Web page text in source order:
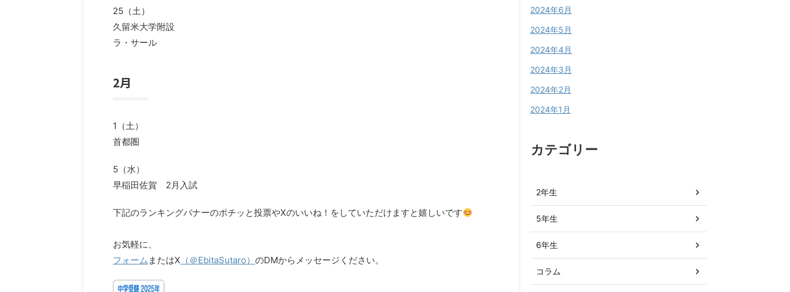
25（土）
久留米大学附設
ラ・サール
2月
1（土）
首都圏
5（水）
早稲田佐賀 2月入試
下記のランキングバナーのポチッと投票やXのいいね！をしていただけますと嬉しいです
お気軽に、
フォーム またはX （＠EbitaSutaro） のDMからメッセージください。
2024年6月
2024年5月
2024年4月
2024年3月
2024年2月
2024年1月
カテゴリー
2年生
5年生
6年生
コラム